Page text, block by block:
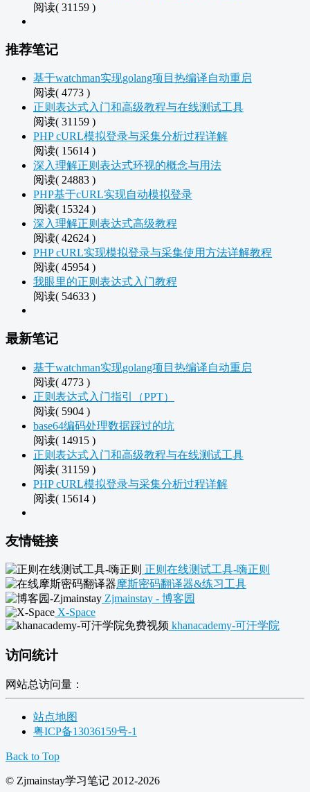
阅读( 31159 )
推荐笔记
基于watchman实现golang项目热编译自动重启
阅读( 4773 )
正则表达式入门和高级教程与在线测试工具
阅读( 31159 )
PHP cURL模拟登录与采集分析过程详解
阅读( 15614 )
深入理解正则表达式环视的概念与用法
阅读( 24883 )
PHP基于cURL实现自动模拟登录
阅读( 15324 )
深入理解正则表达式高级教程
阅读( 42624 )
PHP cURL实现模拟登录与采集使用方法详解教程
阅读( 45954 )
我眼里的正则表达式入门教程
阅读( 54633 )
最新笔记
基于watchman实现golang项目热编译自动重启
阅读( 4773 )
正则表达式入门指引（PPT）
阅读( 5904 )
base64编码处理数据踩过的坑
阅读( 14915 )
正则表达式入门和高级教程与在线测试工具
阅读( 31159 )
PHP cURL模拟登录与采集分析过程详解
阅读( 15614 )
友情链接
正则在线测试工具-嗨正则
摩斯密码翻译器&练习工具
Zjmainstay - 博客园
X-Space
khanacademy-可汗学院
访问统计
网站总访问量：
站点地图
粤ICP备13036159号-1
Back to Top
© Zjmainstay学习笔记 2012-2026